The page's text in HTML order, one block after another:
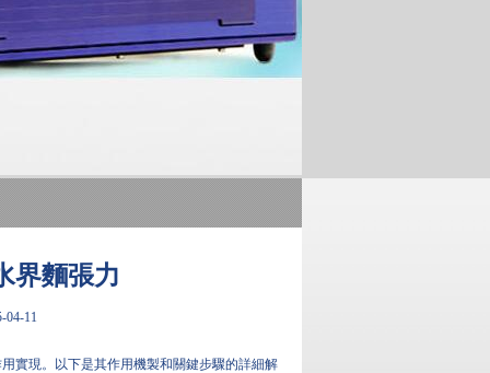
界麵張力
04-11
實現。以下是其作用機製和關鍵步驟的詳細解